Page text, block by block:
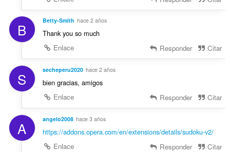
B Betty-Smith hace 2 años
Thank you so much
Enlace
Responder Citar
S secheperu2020 hace 2 años
bien gracias, amigos
Enlace
Responder Citar
A angelo2008 hace 3 años
https://addons.opera.com/en/extensions/details/sudoku-v2/
Enlace
Responder Citar